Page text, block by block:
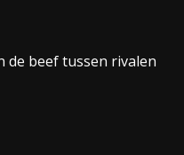
de beef tussen rivalen